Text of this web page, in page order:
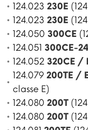
124.023 230E
124.023 230E
124.050 300CE
124.051 300CE-24
124.052 320CE /
124.079 200TE /
classe E)
124.080 200T
124.080 200T